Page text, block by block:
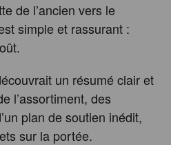
de l’ancien vers le
simple et rassurant :
un résumé clair et
l’assortiment, des
plan de soutien inédit,
sur la portée.